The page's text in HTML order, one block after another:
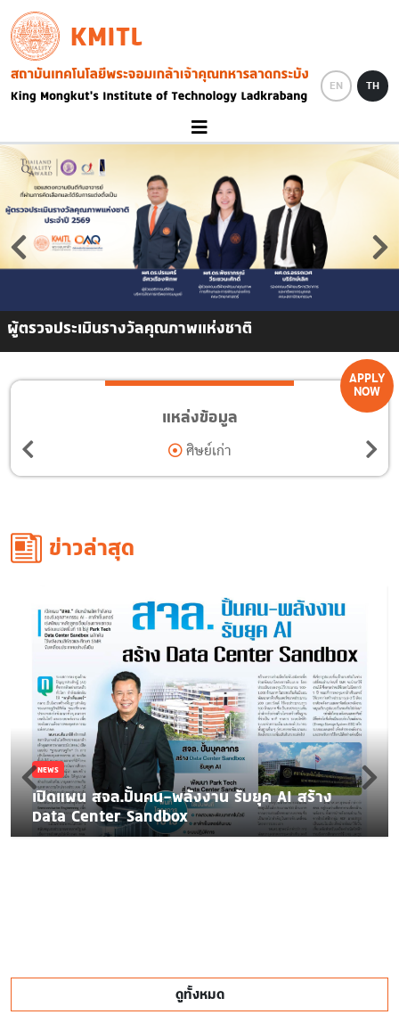
Skip to main content
KMITL
Image
EN TH
ผู้ตรวจประเมินรางวัลคุณภาพแห่งชาติ
APPLY
NOW
แหล่งข้อมูล
ศิษย์เก่า
ข่าวล่าสุด
NEWS
เปิดแผน สจล.ปั้นคน-พลังงาน รับยุค AI สร้าง
Data Center Sandbox
ดูทั้งหมด